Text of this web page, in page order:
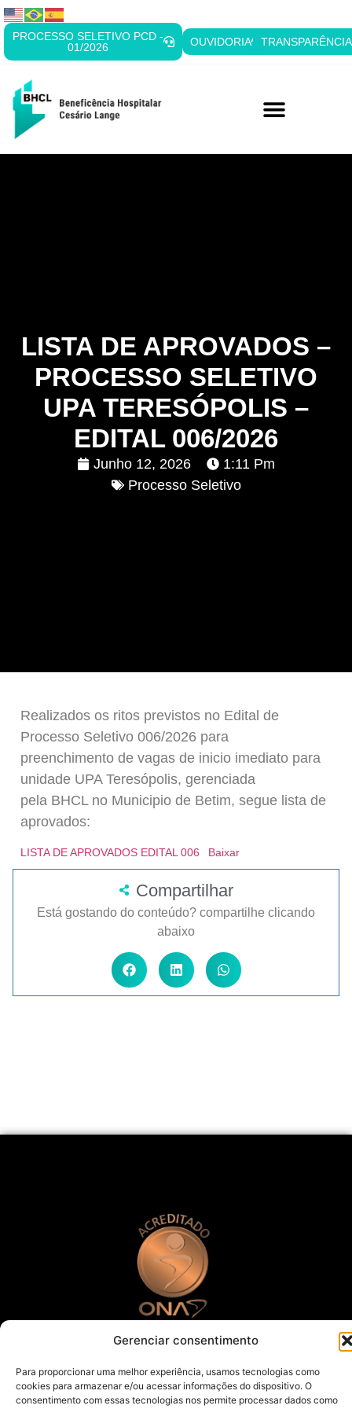
Gerenciar consentimento
Para proporcionar uma melhor experiência, usamos tecnologias como
cookies para armazenar e/ou acessar informações do dispositivo. O
consentimento com essas tecnologias nos permite processar dados como
PROCESSO SELETIVO PCD -
01/2026
OUVIDORIA TRANSPARÊNCIA
LISTA DE APROVADOS –
PROCESSO SELETIVO
UPA TERESÓPOLIS –
EDITAL 006/2026
Junho 12, 2026
1:11 Pm
Processo Seletivo
Compartilhar
Está gostando do conteúdo? compartilhe clicando
abaixo
Realizados os ritos previstos no Edital de
Processo Seletivo 006/2026 para
preenchimento de vagas de inicio imediato para
unidade UPA Teresópolis, gerenciada
pela BHCL no Municipio de Betim, segue lista de
aprovados:
LISTA DE APROVADOS EDITAL 006 Baixar
Segunda à Quinta-feira: 07h00 às 12h00 13h00 às
17h00